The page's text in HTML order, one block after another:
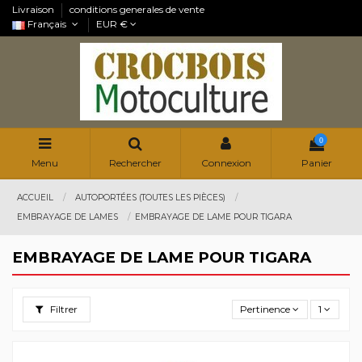
Livraison
conditions generales de vente
Français
EUR €
Menu Rechercher Connexion
0
Panier
ACCUEIL
AUTOPORTÉES (TOUTES LES PIÈCES)
EMBRAYAGE DE LAMES
EMBRAYAGE DE LAME POUR TIGARA
EMBRAYAGE DE LAME POUR TIGARA
Filtrer Pertinence 1